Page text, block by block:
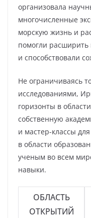
организовала
многочисленные
морскую жизнь и
помогли
и способствовали
Не ограничиваясь
исследованиями,
горизонты в
собственную
и мастер-классы
в области
ученым во всем
навыки.
ОБЛАСТЬ
ОТКРЫТИЙ